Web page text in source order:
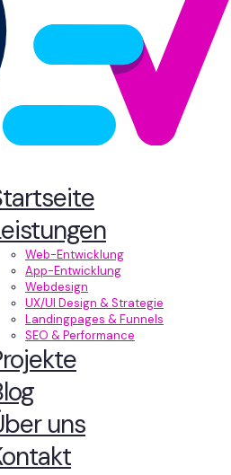
Web-Entwicklung
App-Entwicklung
Webdesign
UX/UI Design & Strategie
Landingpages & Funnels
SEO & Performance
uns
und
der performt.